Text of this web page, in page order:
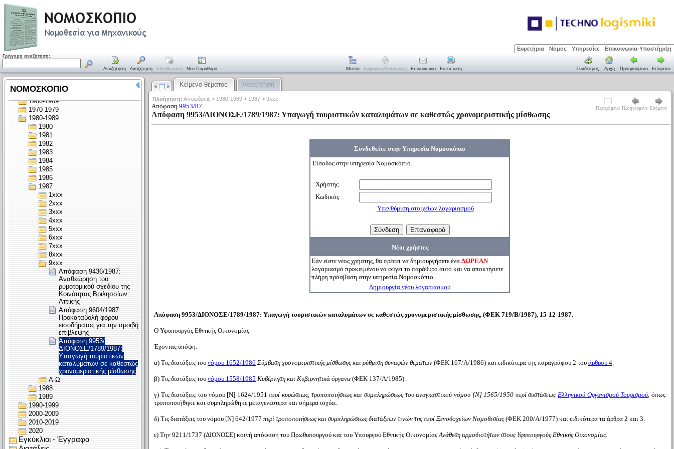
Ευρετήρια Νόμος Υπηρεσίες Επικοινωνία-Υποστήριξη
Γρήγορη αναζήτηση:
Αναζήτηση Αναζήτηση Ελευθέρωση Νέο Παράθυρο Μενού Εμφάνιση/απόκρυψη Επικοινωνία Εκτύπωση Σύνδεσμος Αρχή Προηγούμενο Επόμενο
Κείμενο θέματος Αναζήτηση